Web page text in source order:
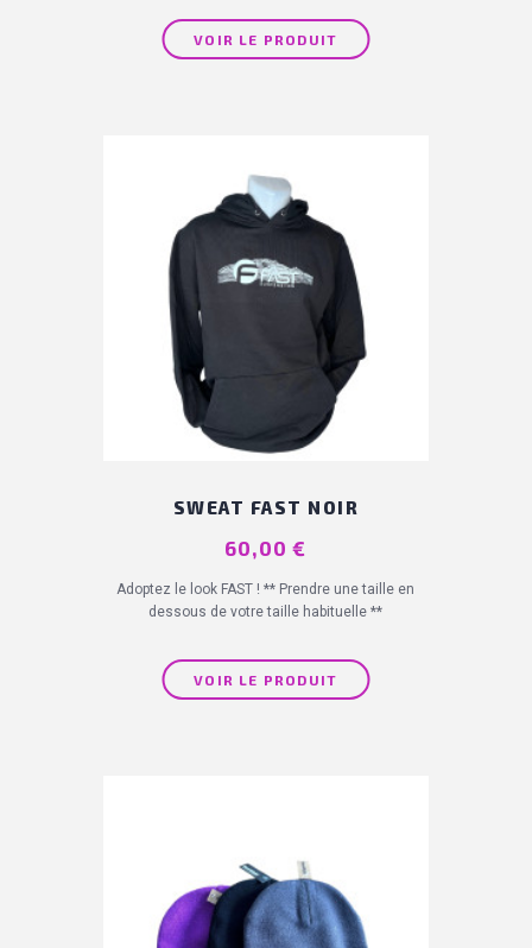
VOIR LE PRODUIT
SWEAT FAST NOIR
Prix
60,00 €
Adoptez le look FAST ! ** Prendre une taille en
dessous de votre taille habituelle **
VOIR LE PRODUIT